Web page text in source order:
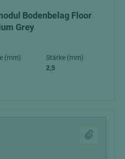
Bodenbelag Floor
Grey
(mm)
Stärke (mm)
2,5